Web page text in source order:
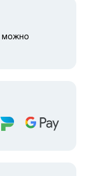
можно